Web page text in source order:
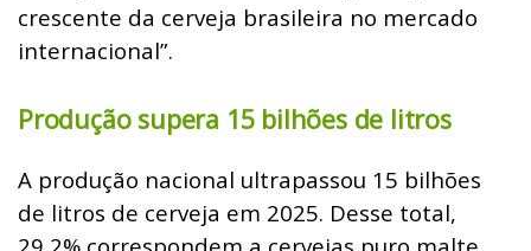
crescente da cerveja brasileira no mercado
internacional”.
Produção supera 15 bilhões de litros
A produção nacional ultrapassou 15 bilhões
de litros de cerveja em 2025. Desse total,